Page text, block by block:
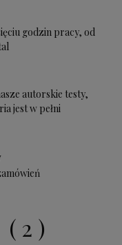
godzin pracy, od
autorskie testy,
jest w pełni
(2)